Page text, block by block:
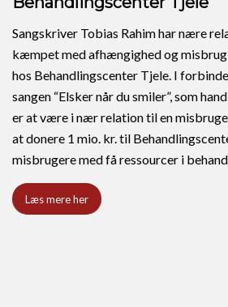
Sangskriver Tobias Rahim har nære
kæmpet med afhængighed og
hos Behandlingscenter Tjele. I
sangen “Elsker når du smiler”, som
er at være i nær relation til en
at donere 1 mio. kr. til
misbrugere med få ressourcer i
Læs mere her